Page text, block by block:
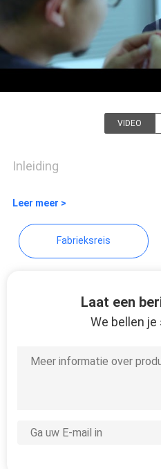
VERZOEK
OM EEN
CITAAT
POLICY
VIDEO
Inleiding
Leer meer >
Fabrieksreis
Laat een
We bellen